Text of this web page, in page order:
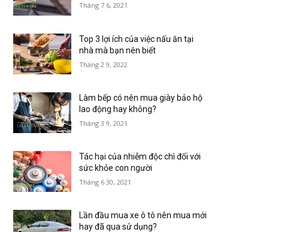
Tháng 7 6, 2021
Top 3 lợi ích của việc nấu ăn tại
nhà mà bạn nên biết
Tháng 2 9, 2022
Làm bếp có nên mua giày bảo hộ
lao động hay không?
Tháng 3 9, 2021
Tác hại của nhiễm độc chì đối với
sức khỏe con người
Tháng 6 30, 2021
Lần đầu mua xe ô tô nên mua mới
hay đã qua sử dụng?